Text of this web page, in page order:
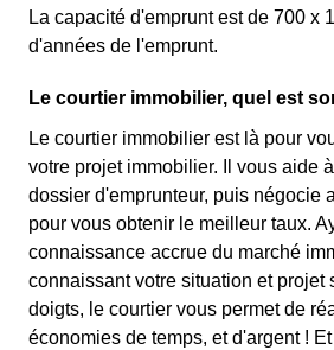
La capacité d'emprunt est de 700 x
d'années de l'emprunt.
Le courtier immobilier, quel est
Le courtier immobilier est là pour
votre projet immobilier. Il vous aide
dossier d'emprunteur, puis négocie
pour vous obtenir le meilleur taux.
connaissance accrue du marché
connaissant votre situation et projet
doigts, le courtier vous permet de
économies de temps, et d'argent !